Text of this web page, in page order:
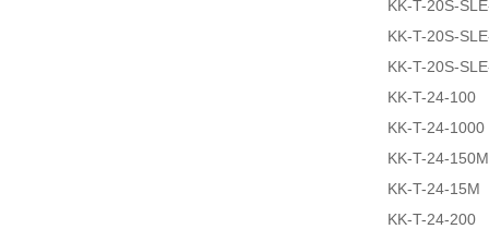
KK-T-20S-
KK-T-20S-
KK-T-20S-
KK-T-24-100
KK-T-24-1000
KK-T-24-150M
KK-T-24-15M
KK-T-24-200